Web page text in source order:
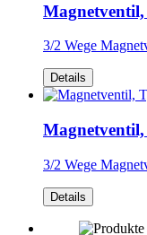
3/2 Wege
Details
3/2 Wege
Details